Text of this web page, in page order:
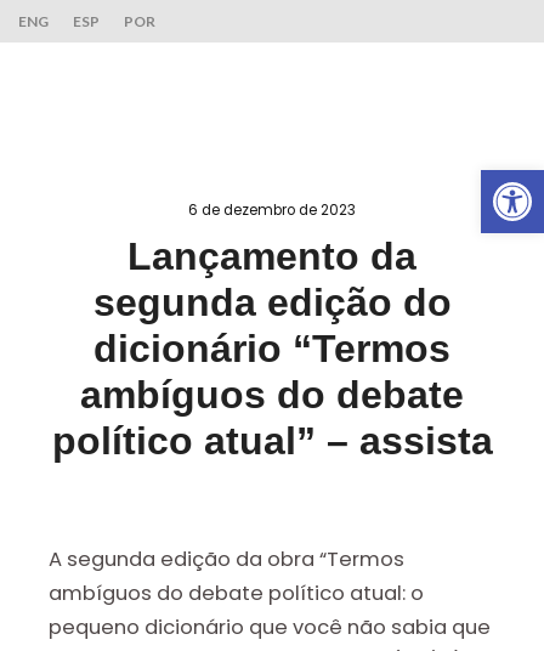
ENG ESP POR
6 de dezembro de 2023
Lançamento da
segunda edição do
dicionário “Termos
ambíguos do debate
político atual” – assista
A segunda edição da obra “Termos
ambíguos do debate político atual: o
pequeno dicionário que você não sabia que